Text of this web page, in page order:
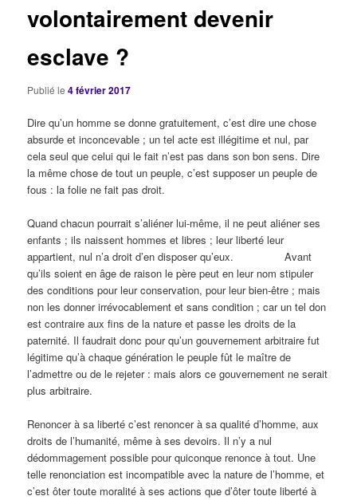
volontairement devenir
esclave ?
Publié le4 février 2017
Dire qu’un homme se donne gratuitement, c’est dire une chose
absurde et inconcevable ; un tel acte est illégitime et nul, par
cela seul que celui qui le fait n’est pas dans son bon sens. Dire
la même chose de tout un peuple, c’est supposer un peuple de
fous : la folie ne fait pas droit.
Quand chacun pourrait s’aliéner lui-même, il ne peut aliéner ses
enfants ; ils naissent hommes et libres ; leur liberté leur
appartient, nul n’a droit d’en disposer qu’eux.
Avant
qu’ils soient en âge de raison le père peut en leur nom stipuler
des conditions pour leur conservation, pour leur bien-être ; mais
non les donner irrévocablement et sans condition ; car un tel don
est contraire aux fins de la nature et passe les droits de la
paternité. Il faudrait donc pour qu’un gouvernement arbitraire fut
légitime qu’à chaque génération le peuple fût le maître de
l’admettre ou de le rejeter : mais alors ce gouvernement ne serait
plus arbitraire.
Renoncer à sa liberté c’est renoncer à sa qualité d’homme, aux
droits de l’humanité, même à ses devoirs. Il n’y a nul
dédommagement possible pour quiconque renonce à tout. Une
telle renonciation est incompatible avec la nature de l’homme, et
c’est ôter toute moralité à ses actions que d’ôter toute liberté à